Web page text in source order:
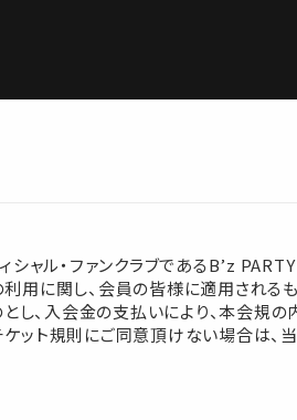
ャル・ファンクラブであるB’z PARTY
利用に関し、会員の皆様に適用される
し、入会金の支払いにより、本会規
ット規則にご同意頂けない場合は、